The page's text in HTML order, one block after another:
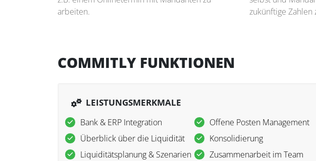
arbeiten.
zukünftige Zahlen
COMMITLY FUNKTIONEN
LEISTUNGSMERKMALE
Bank & ERP Integration
Überblick über die Liquidität
Liquiditätsplanung & Szenarien
Offene Posten Management
Konsolidierung
Zusammenarbeit im Team